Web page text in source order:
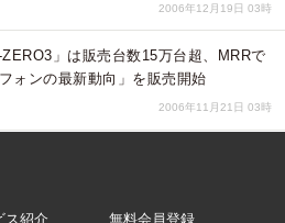
2006年12月19日 03時
」は販売台数15万台超、MRRで
ォンの最新動向」を販売開始
2006年11月21日 03時
ス紹介 無料会員登録